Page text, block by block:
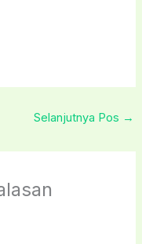
Selanjutnya Pos →